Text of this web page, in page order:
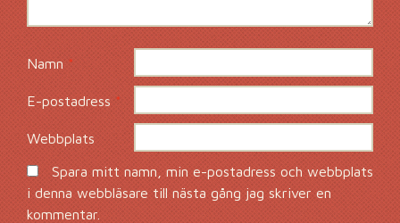
Namn *
E-postadress*
Webbplats
Spara mitt namn, min e-postadress och webbplats
i denna webbläsare till nästa gång jag skriver en
kommentar.